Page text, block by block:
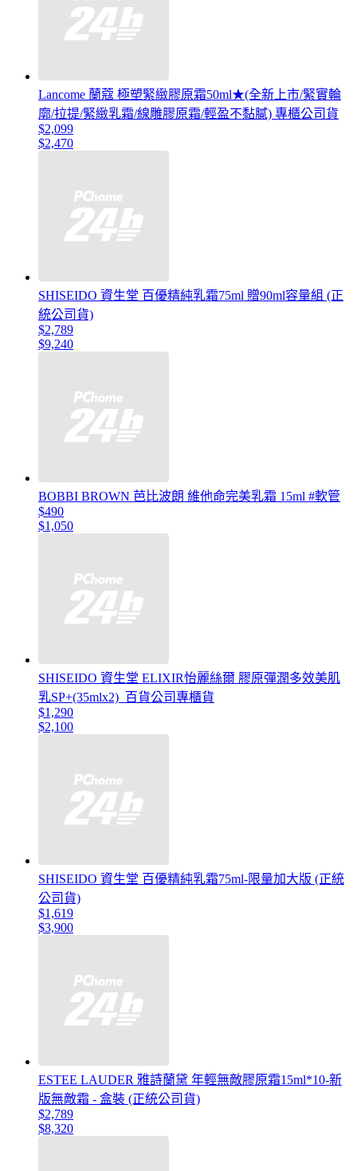
Lancome 蘭蔻 極塑緊緻膠原霜50ml★(全新上市/緊實輪
廓/拉提/緊緻乳霜/線雕膠原霜/輕盈不黏膩) 專櫃公司貨
$2,099
$2,470
SHISEIDO 資生堂 百優精純乳霜75ml 贈90ml容量組 (正
統公司貨)
$2,789
$9,240
BOBBI BROWN 芭比波朗 維他命完美乳霜 15ml #軟管
$490
$1,050
SHISEIDO 資生堂 ELIXIR怡麗絲爾 膠原彈潤多效美肌
乳SP+(35mlx2)_百貨公司專櫃貨
$1,290
$2,100
SHISEIDO 資生堂 百優精純乳霜75ml-限量加大版 (正統
公司貨)
$1,619
$3,900
ESTEE LAUDER 雅詩蘭黛 年輕無敵膠原霜15ml*10-新
版無敵霜 - 盒裝 (正統公司貨)
$2,789
$8,320